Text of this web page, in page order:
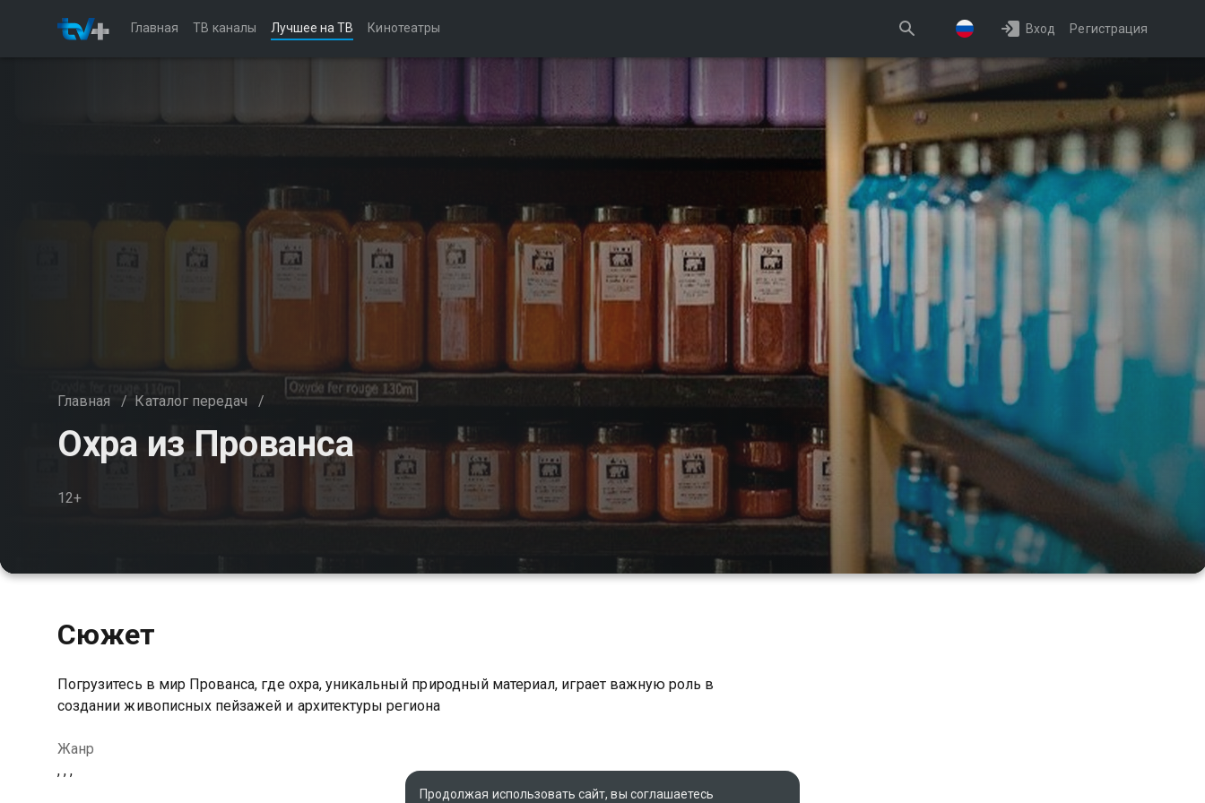
Главная ТВ каналы Лучшее на ТВ Кинотеатры Вход Регистрация
Главная / Каталог передач /
Охра из Прованса
12+
Сюжет
Погрузитесь в мир Прованса, где охра, уникальный природный материал, играет важную роль в
создании живописных пейзажей и архитектуры региона
Жанр
, , ,
Продолжая использовать сайт, вы соглашаетесь